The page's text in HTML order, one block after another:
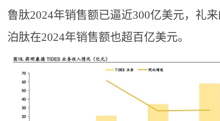
鲁肽2024年销售额已逼近300亿美元，礼
泊肽在2024年销售额也超百亿美元。